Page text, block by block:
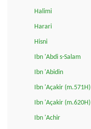
Halimi
Harari
Hisni
Ibn 'Abdi s-Salam
Ibn 'Abidin
Ibn 'Açakir (m.571H)
Ibn 'Açakir (m.620H)
Ibn 'Achir